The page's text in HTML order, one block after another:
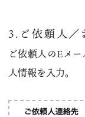
3.ご依頼人／
ご依頼人のEメ
人情報を入力。